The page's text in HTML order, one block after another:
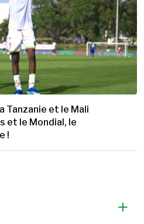
Tanzanie et le Mali
et le Mondial, le
!